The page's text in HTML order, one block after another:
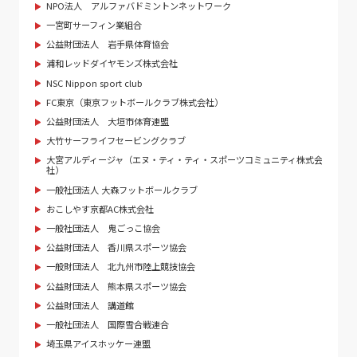
NPO法人 アルファバドミントンネットワーク
一宮町サーフィン業組合
公益財団法人 岩手県体育協会
浦和レッドダイヤモンズ株式会社
NSC Nippon sport club
FC東京（東京フットボールクラブ株式会社）
公益財団法人 大垣市体育連盟
大竹サーフライフセービングクラブ
大宮アルディージャ（エヌ・ティ・ティ・スポーツコミュニティ株式会
社）
一般社団法人 大森フットボールクラブ
おこしやす京都AC株式会社
一般社団法人 鬼ごっこ協会
公益財団法人 香川県スポーツ協会
一般財団法人 北九州市陸上競技協会
公益財団法人 熊本県スポーツ協会
公益財団法人 講道館
一般社団法人 国際雪合戦連合
埼玉県アイスホッケー連盟